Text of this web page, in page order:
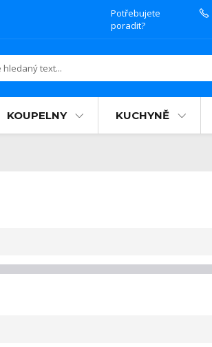
Potřebujete
poradit?
KOUPELNY KUCHYNĚ